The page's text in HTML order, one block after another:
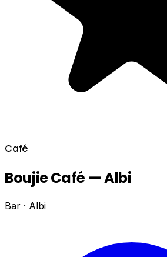
Café
Boujie Café — Albi
Bar · Albi